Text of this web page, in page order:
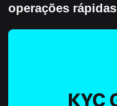
operações rápidas